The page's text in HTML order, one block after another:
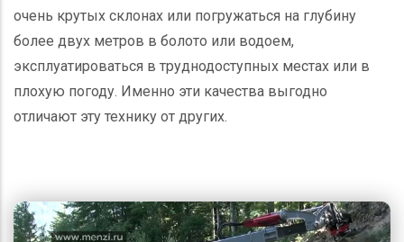
очень крутых склонах или погружаться на глубину
более двух метров в болото или водоем,
эксплуатироваться в труднодоступных местах или в
плохую погоду. Именно эти качества выгодно
отличают эту технику от других.